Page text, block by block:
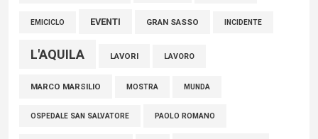
EMICICLO EVENTI GRAN SASSO INCIDENTE
L'AQUILA LAVORI LAVORO
MARCO MARSILIO MOSTRA MUNDA
OSPEDALE SAN SALVATORE PAOLO ROMANO